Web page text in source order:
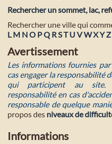
Rechercher un sommet, lac,
Rechercher une ville qui
L M NO PQ RST U VWXYZ
Avertissement
Les informations fournies
cas engager la responsabilité
qui participent au site.
responsabilité en cas
responsable de quelque
propos des niveaux de
Informations